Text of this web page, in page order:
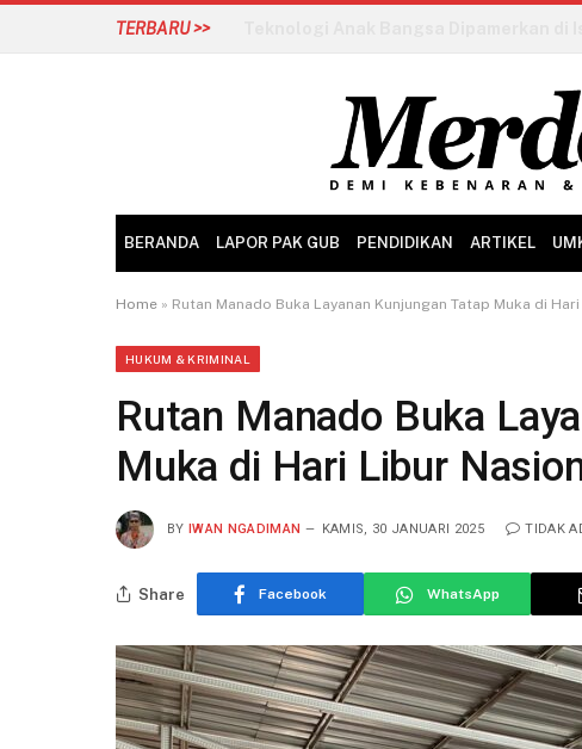
TERBARU >>
BERANDA LAPOR PAK GUB PENDIDIKAN ARTIKEL
Home » Rutan Manado Buka Layanan Kunjungan Tatap Muka di
HUKUM & KRIMINAL
Rutan Manado Buka
Muka di Hari Libur
BY IWAN NGADIMAN KAMIS, 30 JANUARI 2025 TIDAK
Share Facebook WhatsApp